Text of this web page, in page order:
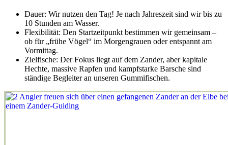
Dauer: Wir nutzen den Tag! Je nach Jahreszeit sind wir bis zu
10 Stunden am Wasser.
Flexibilität: Den Startzeitpunkt bestimmen wir gemeinsam –
ob für „frühe Vögel“ im Morgengrauen oder entspannt am
Vormittag.
Zielfische: Der Fokus liegt auf dem Zander, aber kapitale
Hechte, massive Rapfen und kampfstarke Barsche sind
ständige Begleiter an unseren Gummifischen.